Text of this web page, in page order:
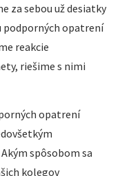
za sebou už desiatky
podporných opatrení
reakcie
riešime s nimi
opatrení
spôsobom sa
kolegov